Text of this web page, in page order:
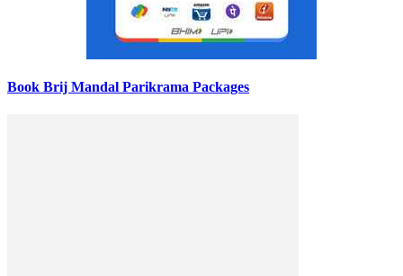
Book Brij Mandal Parikrama Packages